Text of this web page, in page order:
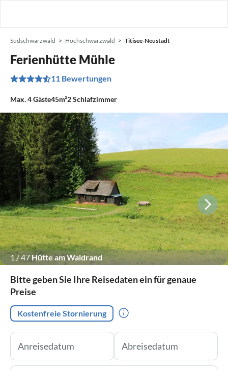
Südschwarzwald Hochschwarzwald Titisee-Neustadt
Ferienhütte Mühle
11 Bewertungen
Max.4Gäste45m²2Schlafzimmer
1 /47 Hütte am Waldrand
Bitte geben Sie Ihre Reisedaten ein für genaue
Preise
Kostenfreie Stornierung